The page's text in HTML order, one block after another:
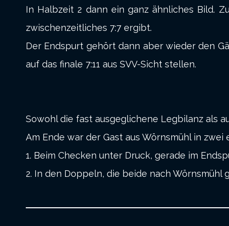
In Halbzeit 2 dann ein ganz ähnliches Bild.
zwischenzeitliches 7:7 ergibt.
Der Endspurt gehört dann aber wieder den
auf das finale 7:11 aus SVV-Sicht stellen.
Sowohl die fast ausgeglichene Legbilanz als
Am Ende war der Gast aus Wörnsmühl in
1. Beim Checken unter Druck, gerade im
2. In den Doppeln, die beide nach Wörnsmühl